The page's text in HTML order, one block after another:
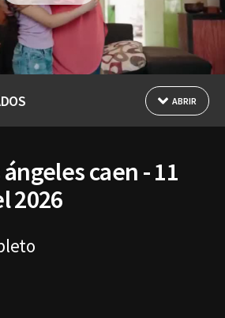
ABRIR
caen - 11
2026